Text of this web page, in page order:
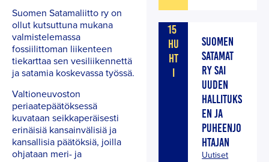
Suomen Satamaliitto ry on
ollut kutsuttuna mukana
valmistelemassa
fossiilittoman liikenteen
tiekarttaa sen vesiliikennettä
ja satamia koskevassa työssä.
Valtioneuvoston
periaatepäätöksessä
kuvataan seikkaperäisesti
erinäisiä kansainvälisiä ja
kansallisia päätöksiä, joilla
ohjataan meri- ja
15
HU
HT
I
SUOMEN
SATAMAT
RY SAI
UUDEN
HALLITUKS
EN JA
PUHEENJO
HTAJAN
Uutiset